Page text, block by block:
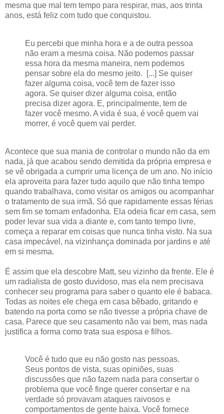
mesma que mal tem tempo para respirar, mas, aos trinta
anos, está feliz com tudo que conquistou.
Eu percebi que minha hora e a de outra pessoa
não eram a mesma coisa. Não podemos passar
essa hora da mesma maneira, nem podemos
pensar sobre ela do mesmo jeito. [...] Se quiser
fazer alguma coisa, você tem de fazer isso
agora. Se quiser dizer alguma coisa, então
precisa dizer agora. E, principalmente, tem de
fazer você mesmo. A vida é sua, é você quem vai
morrer, é você quem vai perder.
Acontece que sua mania de controlar o mundo não da em
nada, já que acabou sendo demitida da própria empresa e
se vê obrigada a cumprir uma licença de um ano. No início
ela aproveita para fazer tudo aquilo que não tinha tempo
quando trabalhava, como visitar os amigos ou acompanhar
o tratamento de sua irmã. Só que rapidamente essas férias
sem fim se tornam enfadonha. Ela odeia ficar em casa, sem
poder levar sua vida a diante e, com tanto tempo livre,
começa a reparar em coisas que nunca tinha visto. Na sua
casa impecável, na vizinhança dominada por jardins e até
em si mesma.
É assim que ela descobre Matt, seu vizinho da frente. Ele é
um radialista de gosto duvidoso, mas ela nem precisava
conhecer seu programa para saber o quanto ele é babaca.
Todas as noites ele chega em casa bêbado, gritando e
batendo na porta como se não tivesse a própria chave de
casa. Parece que seu casamento não vai bem, mas nada
justifica a forma como trata sua esposa e filhos.
Você é tudo que eu não gosto nas pessoas.
Seus pontos de vista, suas opiniões, suas
discussões que não fazem nada para consertar o
problema que você finge querer consertar e na
verdade só provavam ataques raivosos e
comportamentos de gente baixa. Você fornece